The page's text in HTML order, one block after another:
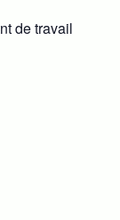
de travail